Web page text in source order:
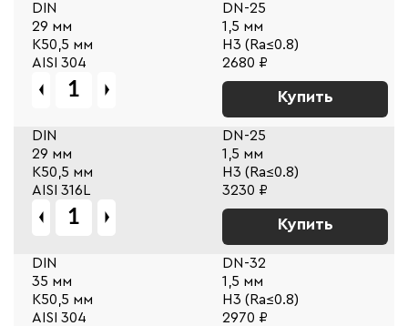
DIN
DN-25
29 мм
1,5 мм
К50,5 мм
Н3 (Ra≤0.8)
AISI 304
2680 ₽
Купить
DIN
DN-25
29 мм
1,5 мм
К50,5 мм
Н3 (Ra≤0.8)
AISI 316L
3230 ₽
Купить
DIN
DN-32
35 мм
1,5 мм
К50,5 мм
Н3 (Ra≤0.8)
AISI 304
2970 ₽